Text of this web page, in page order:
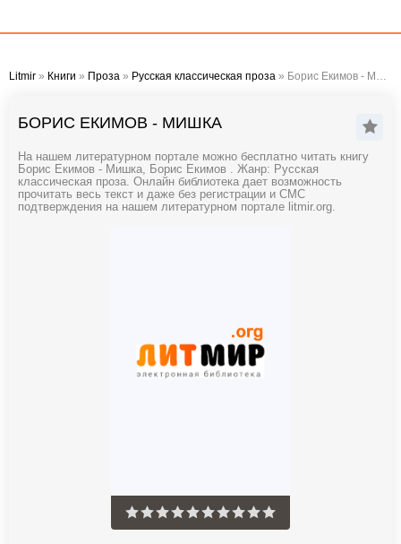
Litmir » Книги » Проза » Русская классическая проза » Борис Екимов - Мишка
БОРИС ЕКИМОВ - МИШКА
На нашем литературном портале можно бесплатно читать книгу
Борис Екимов - Мишка, Борис Екимов . Жанр: Русская
классическая проза. Онлайн библиотека дает возможность
прочитать весь текст и даже без регистрации и СМС
подтверждения на нашем литературном портале litmir.org.